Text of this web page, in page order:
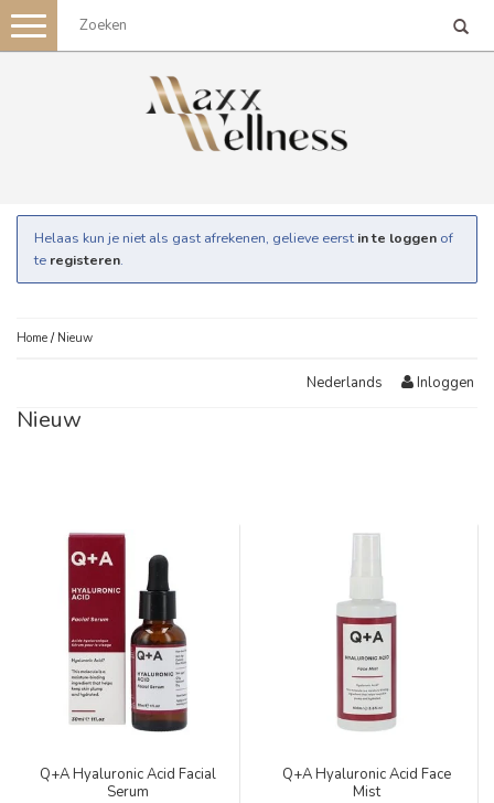
Toggle
navigation
Helaas kun je niet als gast afrekenen, gelieve eerst in te loggen of
te registeren.
Home / Nieuw
Nederlands Inloggen
Nieuw
Q+A Hyaluronic Acid Facial
Serum
Q+A Hyaluronic Acid Face
Mist